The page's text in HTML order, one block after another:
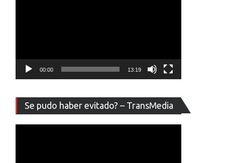
00:00 13:19
Se pudo haber evitado? – TransMedia
de
vídeo